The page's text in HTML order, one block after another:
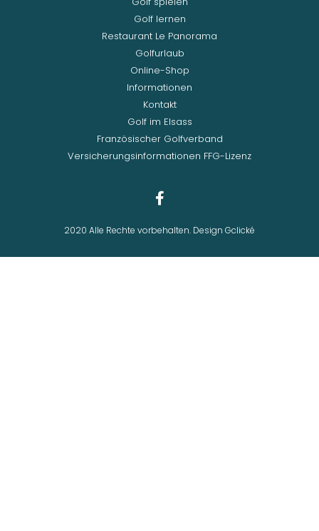
Golf lernen
Restaurant Le Panorama
Golfurlaub
Online-Shop
Informationen
Kontakt
Golf im Elsass
Französischer Golfverband
Versicherungsinformationen FFG-Lizenz
2020 Alle Rechte vorbehalten. Design Gclické